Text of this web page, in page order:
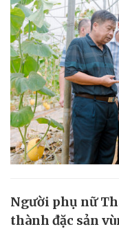
Người phụ nữ
thành đặc sản